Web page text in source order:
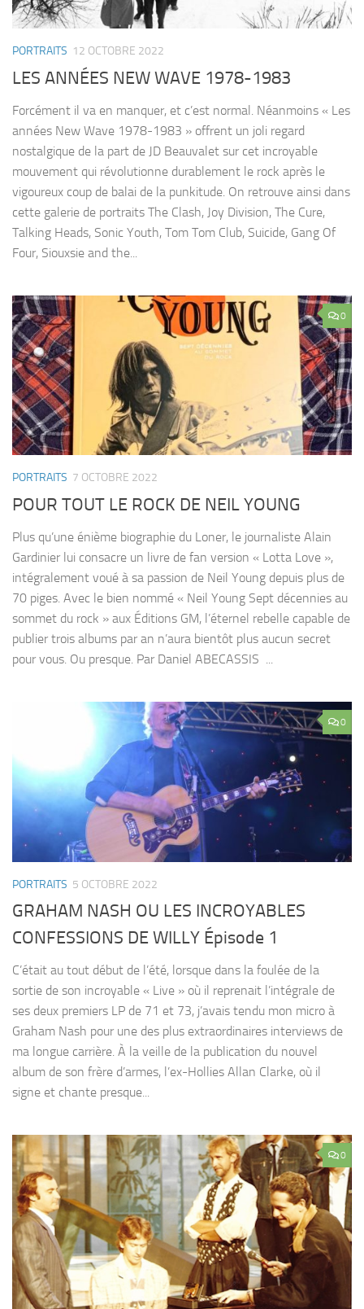
PORTRAITS 12 OCTOBRE 2022
LES ANNÉES NEW WAVE 1978-1983
Forcément il va en manquer, et c’est normal. Néanmoins « Les
années New Wave 1978-1983 » offrent un joli regard
nostalgique de la part de JD Beauvalet sur cet incroyable
mouvement qui révolutionne durablement le rock après le
vigoureux coup de balai de la punkitude. On retrouve ainsi dans
cette galerie de portraits The Clash, Joy Division, The Cure,
Talking Heads, Sonic Youth, Tom Tom Club, Suicide, Gang Of
Four, Siouxsie and the...
0
PORTRAITS 7 OCTOBRE 2022
POUR TOUT LE ROCK DE NEIL YOUNG
Plus qu’une énième biographie du Loner, le journaliste Alain
Gardinier lui consacre un livre de fan version « Lotta Love »,
intégralement voué à sa passion de Neil Young depuis plus de
70 piges. Avec le bien nommé « Neil Young Sept décennies au
sommet du rock » aux Éditions GM, l’éternel rebelle capable de
publier trois albums par an n’aura bientôt plus aucun secret
pour vous. Ou presque. Par Daniel ABECASSIS ...
0
PORTRAITS 5 OCTOBRE 2022
GRAHAM NASH OU LES INCROYABLES
CONFESSIONS DE WILLY Épisode 1
C’était au tout début de l’été, lorsque dans la foulée de la
sortie de son incroyable « Live » où il reprenait l’intégrale de
ses deux premiers LP de 71 et 73, j’avais tendu mon micro à
Graham Nash pour une des plus extraordinaires interviews de
ma longue carrière. À la veille de la publication du nouvel
album de son frère d’armes, l’ex-Hollies Allan Clarke, où il
signe et chante presque...
0